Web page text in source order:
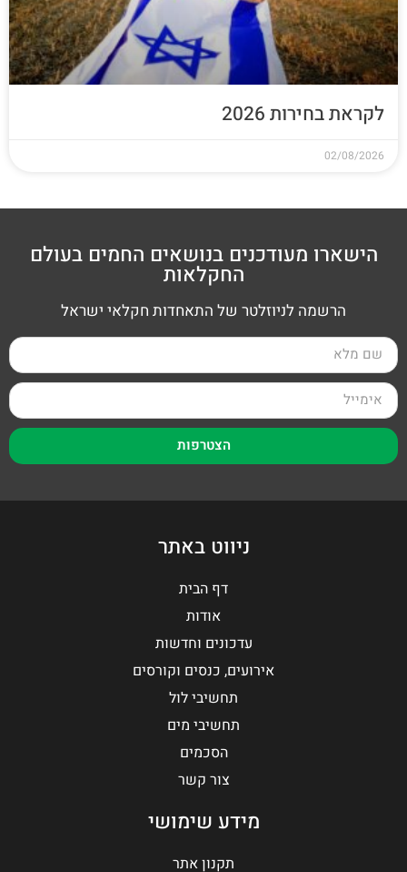
לקראת בחירות 2026
02/08/2026
הישארו מעודכנים בנושאים החמים בעולם
החקלאות
הרשמה לניוזלטר של התאחדות חקלאי ישראל
הצטרפות
ניווט באתר
דף הבית
אודות
עדכונים וחדשות
אירועים, כנסים וקורסים
תחשיבי לול
תחשיבי מים
הסכמים
צור קשר
מידע שימושי
תקנון אתר